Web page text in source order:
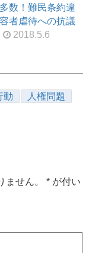
数！難民条約違
者虐待への抗議
2018.5.6
動
人権問題
せん。 * が付い